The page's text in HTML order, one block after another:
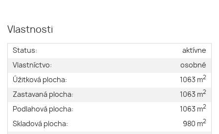
Vlastnosti
Status:
aktívne
Vlastníctvo:
osobné
Úžitková plocha:
1063 m2
Zastavaná plocha: 1063 m2
Podlahová plocha: 1063 m2
Skladová plocha: 980 m2